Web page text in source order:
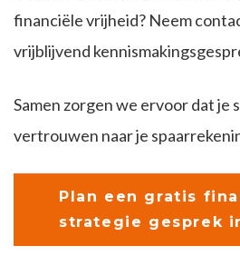
financiële vrijheid? Neem
vrijblijvend
Samen zorgen we ervoor dat je
vertrouwen naar je
Plan een gratis
strategie gesprek